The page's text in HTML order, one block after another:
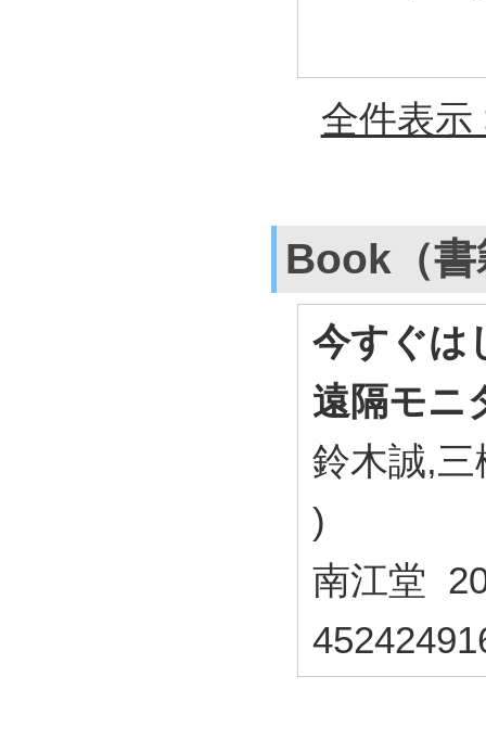
全件表示
Book（書
今すぐは
遠隔モニ
鈴木誠,
)
南江堂